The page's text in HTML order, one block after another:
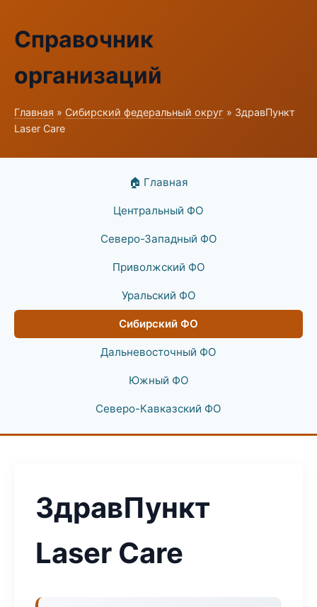
Справочник
организаций
Главная » Сибирский федеральный округ » ЗдравПункт
Laser Care
🏠 Главная
Центральный ФО
Северо-Западный ФО
Приволжский ФО
Уральский ФО
Сибирский ФО
Дальневосточный ФО
Южный ФО
Северо-Кавказский ФО
ЗдравПункт
Laser Care